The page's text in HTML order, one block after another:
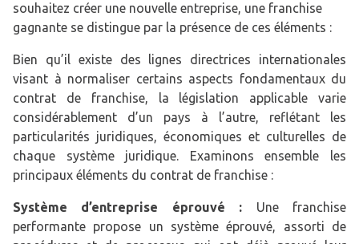
souhaitez créer une nouvelle entreprise, une franchise
gagnante se distingue par la présence de ces éléments :
Bien qu’il existe des lignes directrices internationales
visant à normaliser certains aspects fondamentaux du
contrat de franchise, la législation applicable varie
considérablement d’un pays à l’autre, reflétant les
particularités juridiques, économiques et culturelles de
chaque système juridique. Examinons ensemble les
principaux éléments du contrat de franchise :
Système d’entreprise éprouvé : Une franchise
performante propose un système éprouvé, assorti de